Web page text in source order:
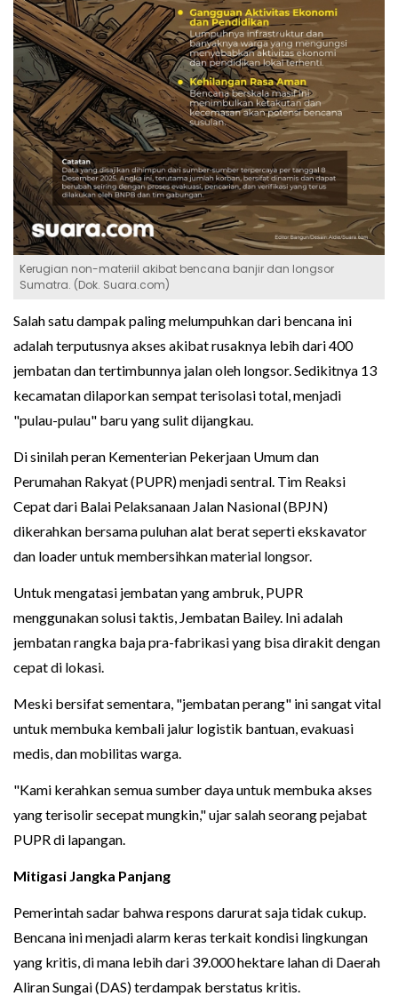
Kerugian non-materiil akibat bencana banjir dan longsor
Sumatra. (Dok. Suara.com)
Salah satu dampak paling melumpuhkan dari bencana ini
adalah terputusnya akses akibat rusaknya lebih dari 400
jembatan dan tertimbunnya jalan oleh longsor. Sedikitnya 13
kecamatan dilaporkan sempat terisolasi total, menjadi
"pulau-pulau" baru yang sulit dijangkau.
Di sinilah peran Kementerian Pekerjaan Umum dan
Perumahan Rakyat (PUPR) menjadi sentral. Tim Reaksi
Cepat dari Balai Pelaksanaan Jalan Nasional (BPJN)
dikerahkan bersama puluhan alat berat seperti ekskavator
dan loader untuk membersihkan material longsor.
Untuk mengatasi jembatan yang ambruk, PUPR
menggunakan solusi taktis, Jembatan Bailey. Ini adalah
jembatan rangka baja pra-fabrikasi yang bisa dirakit dengan
cepat di lokasi.
Meski bersifat sementara, "jembatan perang" ini sangat vital
untuk membuka kembali jalur logistik bantuan, evakuasi
medis, dan mobilitas warga.
"Kami kerahkan semua sumber daya untuk membuka akses
yang terisolir secepat mungkin," ujar salah seorang pejabat
PUPR di lapangan.
Mitigasi Jangka Panjang
Pemerintah sadar bahwa respons darurat saja tidak cukup.
Bencana ini menjadi alarm keras terkait kondisi lingkungan
yang kritis, di mana lebih dari 39.000 hektare lahan di Daerah
Aliran Sungai (DAS) terdampak berstatus kritis.